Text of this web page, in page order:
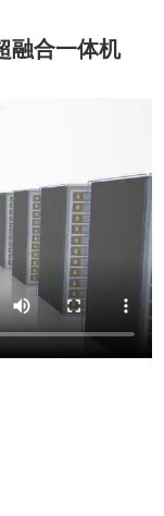
融合一体机